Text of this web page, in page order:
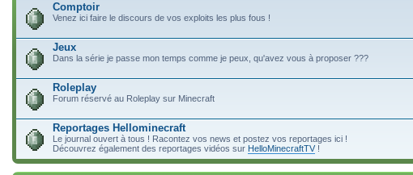
Comptoir
Venez ici faire le discours de vos exploits les plus fous !
Jeux
Dans la série je passe mon temps comme je peux, qu'avez vous à proposer ???
Roleplay
Forum réservé au Roleplay sur Minecraft
Reportages Hellominecraft
Le journal ouvert à tous ! Racontez vos news et postez vos reportages ici !
Découvrez également des reportages vidéos sur HelloMinecraftTV!